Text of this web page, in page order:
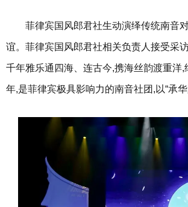
菲律宾国风郎君社生动演绎传统南音
谊。菲律宾国风郎君社相关负责人接受采
千年雅乐通四海、连古今,携海丝韵渡重洋
年,是菲律宾极具影响力的南音社团,以“承